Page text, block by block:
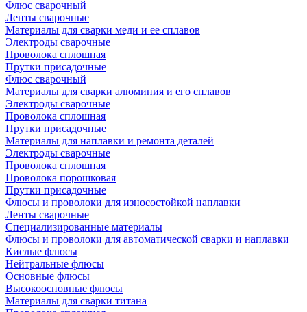
Флюс сварочный
Ленты сварочные
Материалы для сварки меди и ее сплавов
Электроды сварочные
Проволока сплошная
Прутки присадочные
Флюс сварочный
Материалы для сварки алюминия и его сплавов
Электроды сварочные
Проволока сплошная
Прутки присадочные
Материалы для наплавки и ремонта деталей
Электроды сварочные
Проволока сплошная
Проволока порошковая
Прутки присадочные
Флюсы и проволоки для износостойкой наплавки
Ленты сварочные
Специализированные материалы
Флюсы и проволоки для автоматической сварки и наплавки
Кислые флюсы
Нейтральные флюсы
Основные флюсы
Высокоосновные флюсы
Материалы для сварки титана